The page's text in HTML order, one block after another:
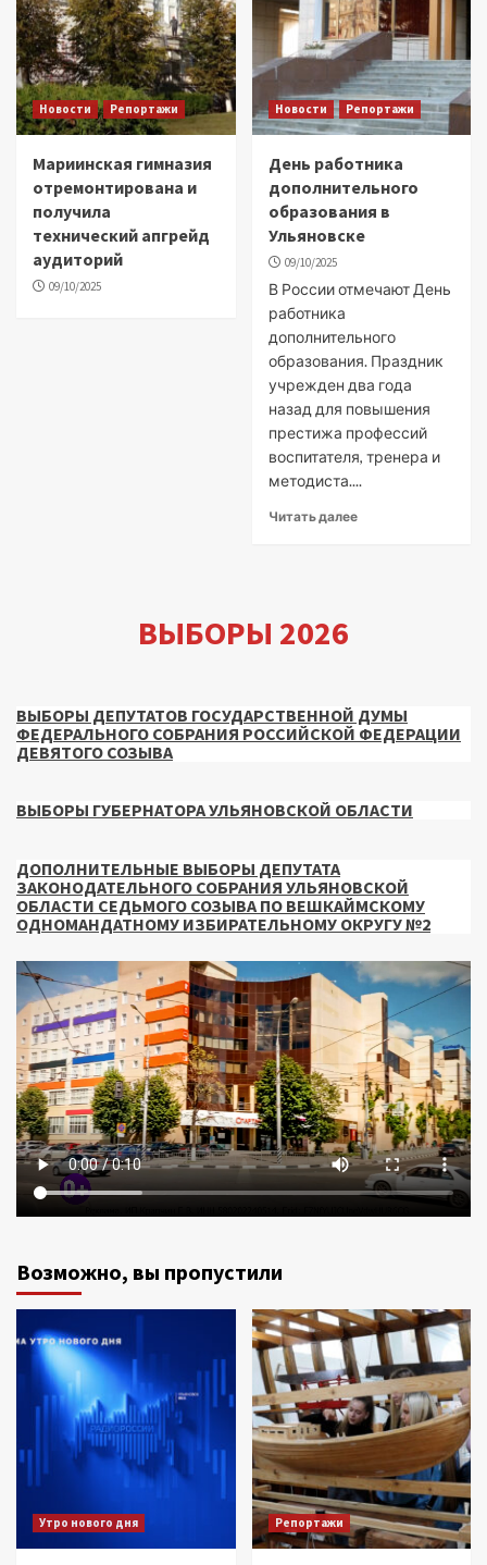
Новости Репортажи
Мариинская гимназия
отремонтирована и
получила
технический апгрейд
аудиторий
09/10/2025
Новости Репортажи
День работника
дополнительного
образования в
Ульяновске
09/10/2025
В России отмечают День
работника
дополнительного
образования. Праздник
учрежден два года
назад для повышения
престижа профессий
воспитателя, тренера и
методиста....
Читать далее
ВЫБОРЫ 2026
ВЫБОРЫ ДЕПУТАТОВ ГОСУДАРСТВЕННОЙ ДУМЫ
ФЕДЕРАЛЬНОГО СОБРАНИЯ РОССИЙСКОЙ ФЕДЕРАЦИИ
ДЕВЯТОГО СОЗЫВА
ВЫБОРЫ ГУБЕРНАТОРА УЛЬЯНОВСКОЙ ОБЛАСТИ
ДОПОЛНИТЕЛЬНЫЕ ВЫБОРЫ ДЕПУТАТА
ЗАКОНОДАТЕЛЬНОГО СОБРАНИЯ УЛЬЯНОВСКОЙ
ОБЛАСТИ СЕДЬМОГО СОЗЫВА ПО ВЕШКАЙМСКОМУ
ОДНОМАНДАТНОМУ ИЗБИРАТЕЛЬНОМУ ОКРУГУ №2
Возможно, вы пропустили
Утро нового дня Репортажи